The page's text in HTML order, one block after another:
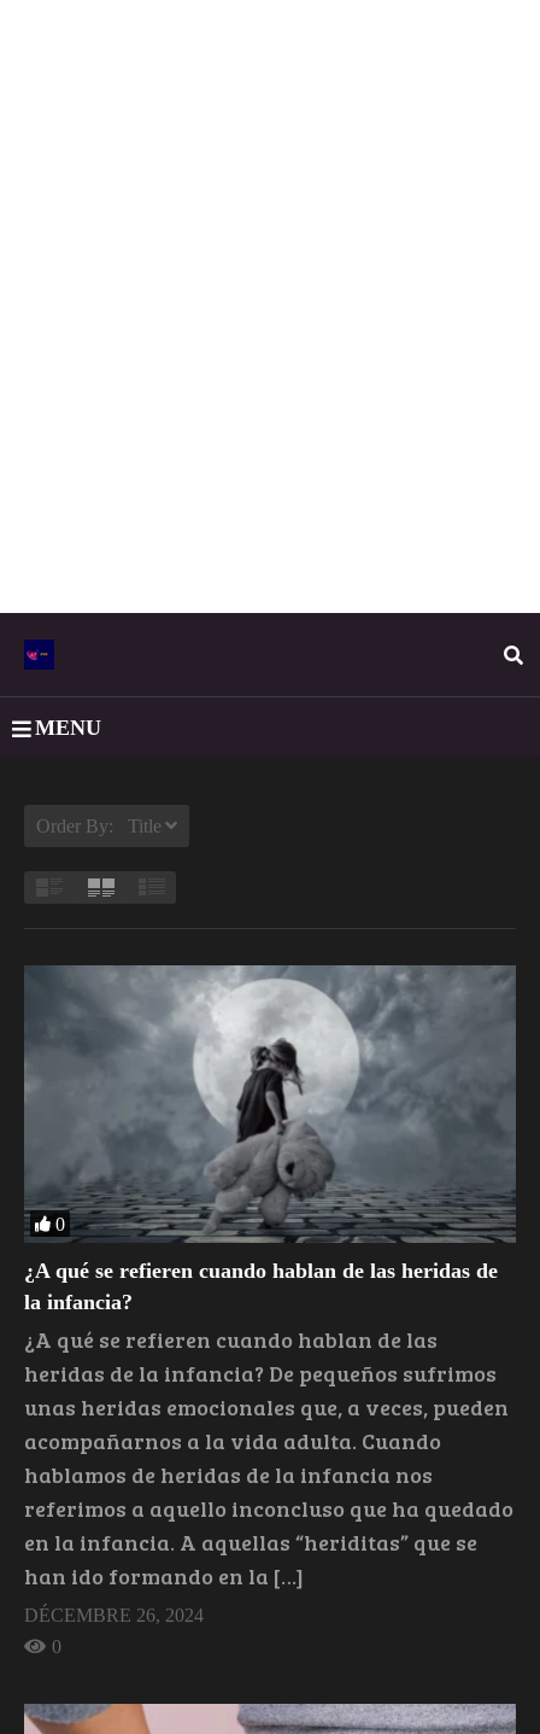
MENU
Order By: Title
0
¿A qué se refieren cuando hablan de las heridas de
la infancia?
¿A qué se refieren cuando hablan de las
heridas de la infancia? De pequeños sufrimos
unas heridas emocionales que, a veces, pueden
acompañarnos a la vida adulta. Cuando
hablamos de heridas de la infancia nos
referimos a aquello inconcluso que ha quedado
en la infancia. A aquellas “heriditas” que se
han ido formando en la […]
DÉCEMBRE 26, 2024
0